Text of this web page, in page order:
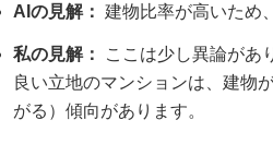
AIの見解： 建物比率が高いため
私の見解：
ここは少し異論があ
良い立地のマンションは、建物
がる）傾向があります。